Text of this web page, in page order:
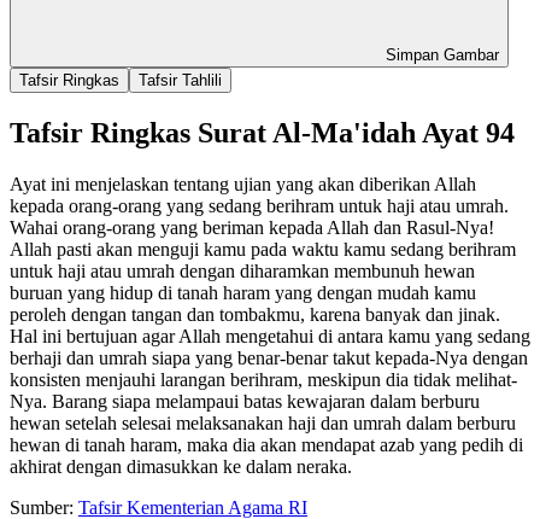
Simpan Gambar
Tafsir Ringkas
Tafsir Tahlili
Tafsir Ringkas Surat Al-Ma'idah Ayat 94
Ayat ini menjelaskan tentang ujian yang akan diberikan Allah
kepada orang-orang yang sedang berihram untuk haji atau umrah.
Wahai orang-orang yang beriman kepada Allah dan Rasul-Nya!
Allah pasti akan menguji kamu pada waktu kamu sedang berihram
untuk haji atau umrah dengan diharamkan membunuh hewan
buruan yang hidup di tanah haram yang dengan mudah kamu
peroleh dengan tangan dan tombakmu, karena banyak dan jinak.
Hal ini bertujuan agar Allah mengetahui di antara kamu yang sedang
berhaji dan umrah siapa yang benar-benar takut kepada-Nya dengan
konsisten menjauhi larangan berihram, meskipun dia tidak melihat-
Nya. Barang siapa melampaui batas kewajaran dalam berburu
hewan setelah selesai melaksanakan haji dan umrah dalam berburu
hewan di tanah haram, maka dia akan mendapat azab yang pedih di
akhirat dengan dimasukkan ke dalam neraka.
Sumber: Tafsir Kementerian Agama RI